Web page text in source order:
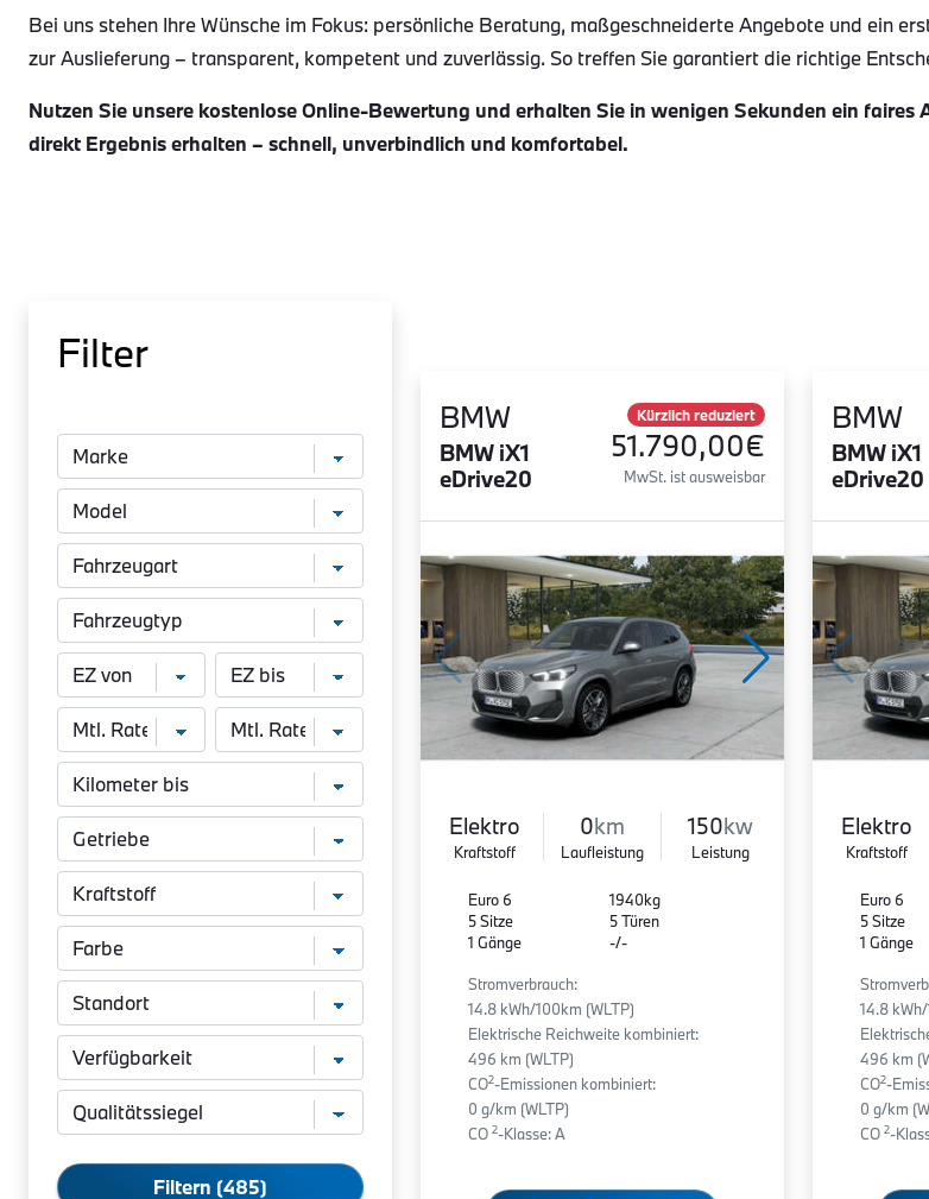
Bei uns stehen Ihre Wünsche im Fokus: persönliche Beratung, maßgeschneiderte Angebote und ein
zur Auslieferung – transparent, kompetent und zuverlässig. So treffen Sie garantiert die richtige
Nutzen Sie unsere kostenlose Online-Bewertung und erhalten Sie in wenigen Sekunden ein
direkt Ergebnis erhalten – schnell, unverbindlich und komfortabel.
Filter
Filtern (485)
BMW
BMW iX1
eDrive20
Kürzlich reduziert
51.790,00€
MwSt. ist ausweisbar
Elektro
Kraftstoff
0km
Laufleistung
150kw
Leistung
Euro 6
5 Sitze
1 Gänge
1940kg
5 Türen
-/-
Stromverbrauch:
14.8 kWh/100km (WLTP)
Elektrische Reichweite kombiniert:
496 km (WLTP)
CO2-Emissionen kombiniert:
0 g/km (WLTP)
CO 2-Klasse: A
BMW
BMW iX1
eDrive20
Elektro
Kraftstoff
Euro 6
5 Sitze
1 Gänge
14.8
496 km
CO2-
0 g/km
CO 2-